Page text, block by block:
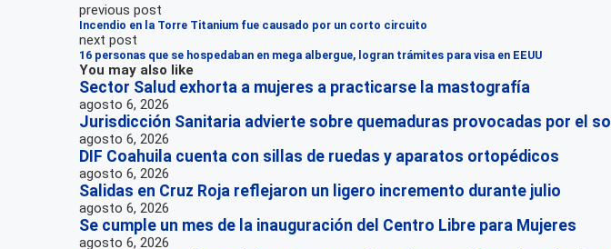
previous post
Incendio en la Torre Titanium fue causado por un corto circuito
next post
16 personas que se hospedaban en mega albergue, logran trámites para visa en EEUU
You may also like
Sector Salud exhorta a mujeres a practicarse la mastografía
agosto 6, 2026
Jurisdicción Sanitaria advierte sobre quemaduras provocadas por el sol
agosto 6, 2026
DIF Coahuila cuenta con sillas de ruedas y aparatos ortopédicos
agosto 6, 2026
Salidas en Cruz Roja reflejaron un ligero incremento durante julio
agosto 6, 2026
Se cumple un mes de la inauguración del Centro Libre para Mujeres
agosto 6, 2026